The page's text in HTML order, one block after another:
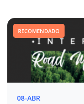
RECOMENDADO
08-ABR